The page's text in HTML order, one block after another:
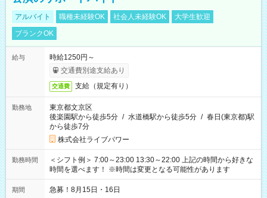
アルバイト 職種未経験OK 社会人未経験OK
大学生歓迎
ブランクOK
給与
時給1250円～
交通費別途支給あり
交通費 支給（規定有り）
勤務地
東京都文京区
後楽園駅から徒歩5分 / 水道橋駅から徒歩5分 / 春日(東京都)駅
から徒歩7分
株式会社ライブパワー
勤務時間
＜シフト例＞ 7:00～23:00 13:30～22:00 上記の時間から好きな
時間を選べます！ ※時間は変更となる可能性があります
期間 急募！8月15日・16日